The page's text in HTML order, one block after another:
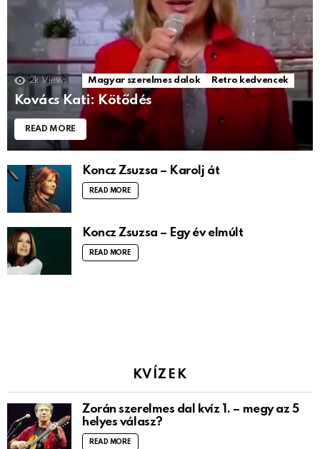
2k Views Magyar szerelmes dalok Retro kedvencek
Kovács Kati: Kötődés
READ MORE
Koncz Zsuzsa – Karolj át
READ MORE
Koncz Zsuzsa – Egy év elmúlt
READ MORE
KVÍZEK
Zorán szerelmes dal kvíz 1. – megy az 5
helyes válasz?
READ MORE